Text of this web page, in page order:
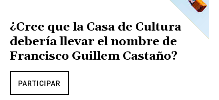
¿Cree que la Casa de Cultura
debería llevar el nombre de
Francisco Guillem Castaño?
PARTICIPAR